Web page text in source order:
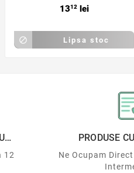
1312 lei
 Lipsa stoc
12
PRODUSE
Ne Ocupam